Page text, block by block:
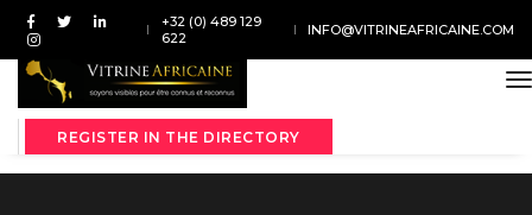
+32 (0) 489 129
622
INFO@VITRINEAFRICAINE.COM
REGISTER IN THE DIRECTORY